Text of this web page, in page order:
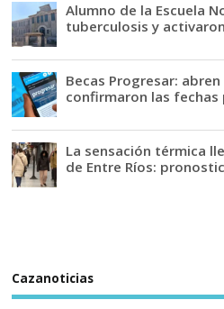
Alumno de la Escuela
tuberculosis y
Becas Progresar:
confirmaron las fechas
La sensación térmica
de Entre Ríos:
Cazanoticias